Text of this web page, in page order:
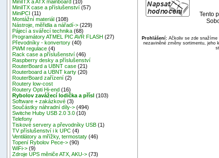
MiniITX a ATX mainboard (10)
MiniITX case a příslušenství (57)
MiniPCI (11)
Montážní materiál (108)
Nástroje, měřidla a nářadí-> (229)
Pájecí a svářecí technika (68)
Programátory ATMEL PIC AVR FLASH (27)
Převodníky - konvertory (40)
PWM regulace (4)
Rack case a příslušenství (46)
Raspberry desky a příslušenství
RouterBoard a UBNT case (21)
Routerboard a UBNT karty (20)
RouterBoard zařízení (2)
Routery low-cost
Routery Opti Hi-end (16)
Rybolov zavážecí lodička a přísl (103)
Software + zakázkové (3)
Součástky náhradní díly-> (494)
Switche Huby USB 2.0 3.0 (10)
Telefony
Tiskové servery a převodníky USB (1)
TV příslušenství i k UPC (4)
Ventilátory a mřížky, termostaty (46)
Topení Rybolov Pece-> (90)
WiFi-> (9)
Zdroje UPS měniče ATX, AKU-> (73)
Tento
Prohlášení:Ačkoliv se zde snažíme
nezaviněné změny sortimentu, jeho